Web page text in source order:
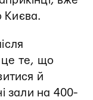
Києва.
це те, що
й
зали на 400-